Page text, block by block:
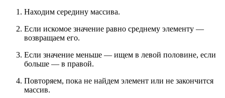
Находим середину массива.
Если искомое значение равно среднему элементу —
возвращаем его.
Если значение меньше — ищем в левой половине, если
больше — в правой.
Повторяем, пока не найдем элемент или не закончится
массив.